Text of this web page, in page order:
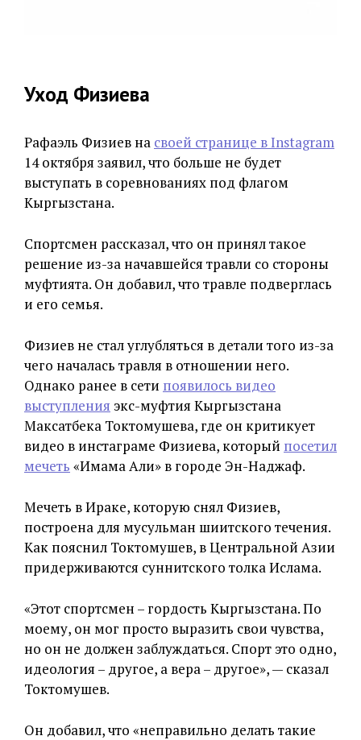
Уход Физиева
Рафаэль Физиев на своей странице в Instagram
14 октября заявил, что больше не будет
выступать в соревнованиях под флагом
Кыргызстана.
Спортсмен рассказал, что он принял такое
решение из-за начавшейся травли со стороны
муфтията. Он добавил, что травле подверглась
и его семья.
Физиев не стал углубляться в детали того из-за
чего началась травля в отношении него.
Однако ранее в сети появилось видео
выступления экс-муфтия Кыргызстана
Максатбека Токтомушева, где он критикует
видео в инстаграме Физиева, который посетил
мечеть «Имама Али» в городе Эн-Наджаф.
Мечеть в Ираке, которую снял Физиев,
построена для мусульман шиитского течения.
Как пояснил Токтомушев, в Центральной Азии
придерживаются суннитского толка Ислама.
«Этот спортсмен – гордость Кыргызстана. По
моему, он мог просто выразить свои чувства,
но он не должен заблуждаться. Спорт это одно,
идеология – другое, а вера – другое», — сказал
Токтомушев.
Он добавил, что «неправильно делать такие